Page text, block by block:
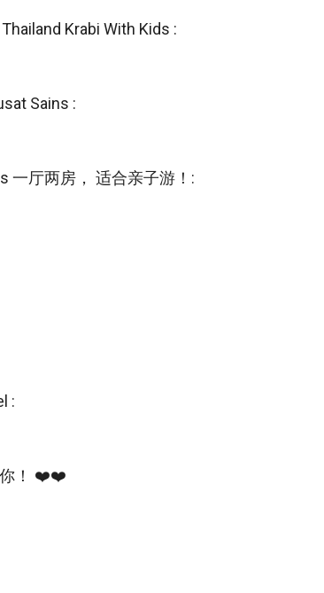
Krabi With Kids :
Sains :
一厅两房， 适合亲子游！:
:
你！ ❤️❤️